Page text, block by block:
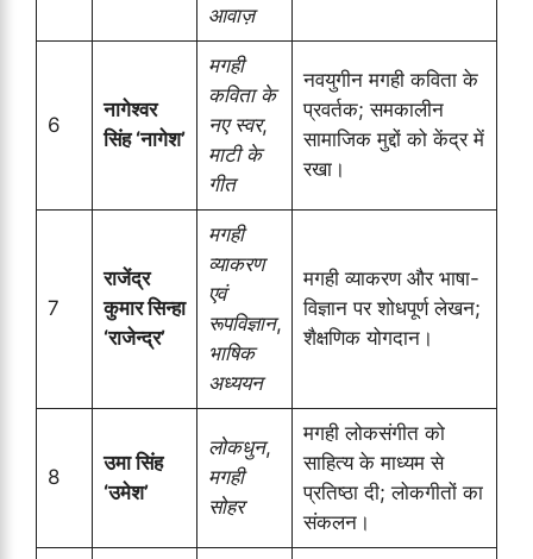
आवाज़
6
नागेश्वर
सिंह ‘नागेश’
मगही
कविता के
नए स्वर,
माटी के
गीत
नवयुगीन मगही कविता के
प्रवर्तक; समकालीन
सामाजिक मुद्दों को केंद्र में
रखा।
7
राजेंद्र
कुमार सिन्हा
‘राजेन्द्र’
मगही
व्याकरण
एवं
रूपविज्ञान,
भाषिक
अध्ययन
मगही व्याकरण और भाषा-
विज्ञान पर शोधपूर्ण लेखन;
शैक्षणिक योगदान।
8
उमा सिंह
‘उमेश’
लोकधुन,
मगही
सोहर
मगही लोकसंगीत को
साहित्य के माध्यम से
प्रतिष्ठा दी; लोकगीतों का
संकलन।